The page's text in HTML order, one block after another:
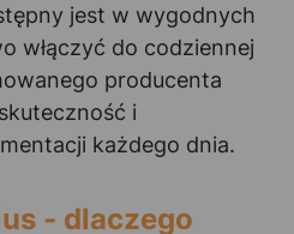
jest w wygodnych
włączyć do codziennej
producenta
i
każdego dnia.
- dlaczego